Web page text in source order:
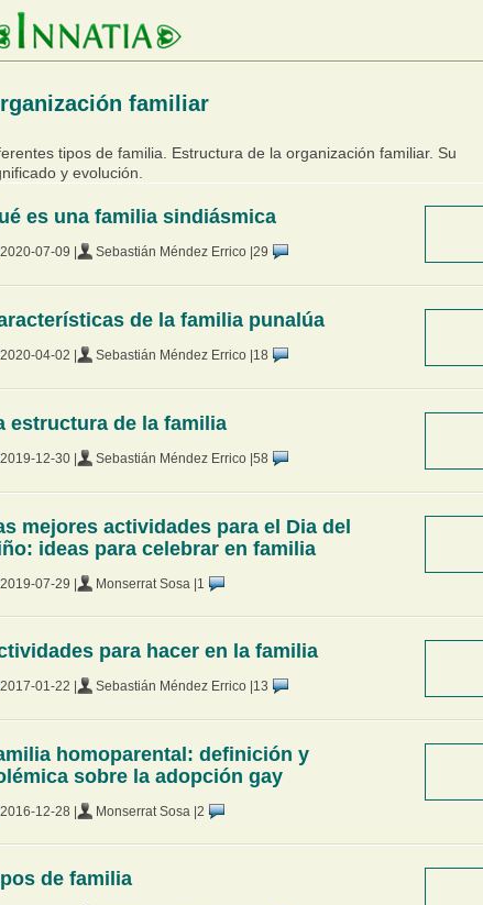
familiar
tipos de familia. Estructura de la organización familiar. Su
y evolución.
es una familia sindiásmica
2020-07-09 | Sebastián Méndez Errico | 29
de la familia punalúa
2020-04-02 | Sebastián Méndez Errico | 18
estructura de la familia
2019-12-30 | Sebastián Méndez Errico | 58
mejores actividades para el Dia del
ideas para celebrar en familia
2019-07-29 | Monserrat Sosa | 1
para hacer en la familia
2017-01-22 | Sebastián Méndez Errico | 13
homoparental: definición y
sobre la adopción gay
2016-12-28 | Monserrat Sosa | 2
de familia